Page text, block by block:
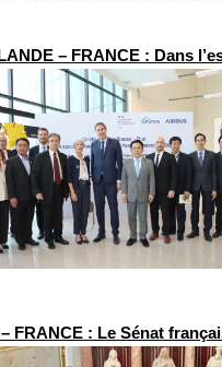
– FRANCE : Dans
FRANCE : Le Sénat